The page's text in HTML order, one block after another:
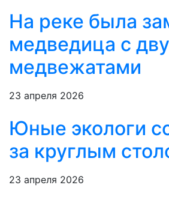
На реке была
медведица с
медвежатами
23 апреля 2026
Юные экологи
за круглым
23 апреля 2026